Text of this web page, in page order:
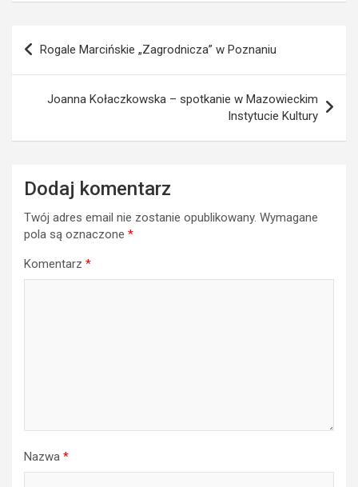
Nawigacja
wpisu
Rogale Marcińskie „Zagrodnicza” w Poznaniu
Joanna Kołaczkowska – spotkanie w Mazowieckim
Instytucie Kultury
Dodaj komentarz
Twój adres email nie zostanie opublikowany. Wymagane
pola są oznaczone *
Komentarz *
Nazwa *